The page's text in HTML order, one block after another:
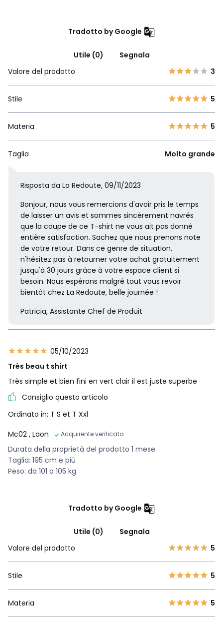
Tradotto by Google
Utile (0)
Segnala
Valore del prodotto
3
Stile 5
Materia 5
Taglia Molto grande
Risposta da La Redoute, 09/11/2023
Bonjour, nous vous remercions d'avoir pris le temps
de laisser un avis et sommes sincèrement navrés
que la coupe de ce T-shirt ne vous ait pas donné
entière satisfaction. Sachez que nous prenons note
de votre retour. Dans ce genre de situation,
n'hésitez pas à retourner votre achat gratuitement
jusqu'à 30 jours grâce à votre espace client si
besoin. Nous espérons malgré tout vous revoir
bientôt chez La Redoute, belle journée !
Patricia, Assistante Chef de Produit
05/10/2023
Très beau t shirt
Très simple et bien fini en vert clair il est juste superbe
Consiglio questo articolo
Ordinato in: T S et T Xxl
Mc02 , Laon Acquirente verificato
Durata della proprietà del prodotto 1 mese
Taglia: 195 cm e più
Peso: da 101 a 105 kg
Tradotto by Google
Utile (0)
Segnala
Valore del prodotto
5
Stile 5
Materia 5